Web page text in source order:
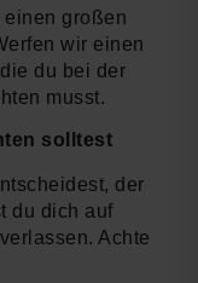
einen großen
wir einen
du bei der
musst.
solltest
der
du dich auf
Achte